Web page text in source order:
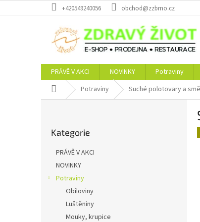
na
+420549240056 obchod@zzbrno.cz
PRÁVĚ V AKCI NOVINKY Potraviny
Domů Potraviny Suché polotovary a
kategorie
Kategorie
PRÁVĚ V AKCI
NOVINKY
Potraviny
Obiloviny
Luštěniny
Mouky, krupice